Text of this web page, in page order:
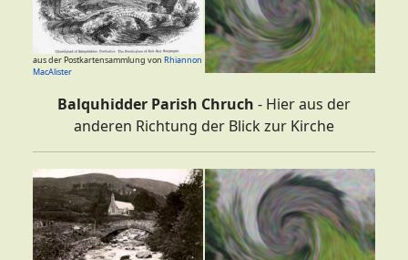
aus der Postkartensammlung von Rhiannon
MacAlister
Balquhidder Parish Chruch - Hier aus der
anderen Richtung der Blick zur Kirche